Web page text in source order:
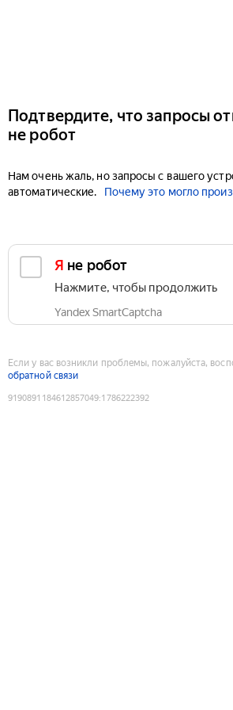
Подтвердите, что запросы
не робот
Нам очень жаль, но запросы с вашего
автоматические.
Почему это могло
Я не робот
Нажмите, чтобы продолжить
Yandex SmartCaptcha
Если у вас возникли проблемы, пожалуйста,
обратной связи
9190891184612857049:1786222392